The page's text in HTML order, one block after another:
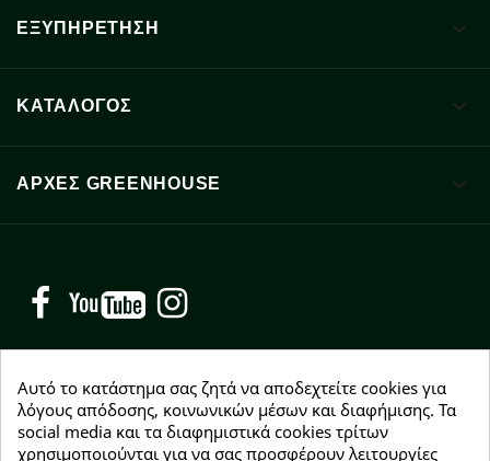
ΕΞΥΠΗΡΕΤΗΣΗ 
ΚΑΤΑΛΟΓΟΣ 
ΑΡΧΈΣ GREENHOUSE 
Facebook YouTube
NEWSLETTER
Αυτό το κατάστημα σας ζητά να αποδεχτείτε cookies για
λόγους απόδοσης, κοινωνικών μέσων και διαφήμισης. Τα
social media και τα διαφημιστικά cookies τρίτων
χρησιμοποιούνται για να σας προσφέρουν λειτουργίες